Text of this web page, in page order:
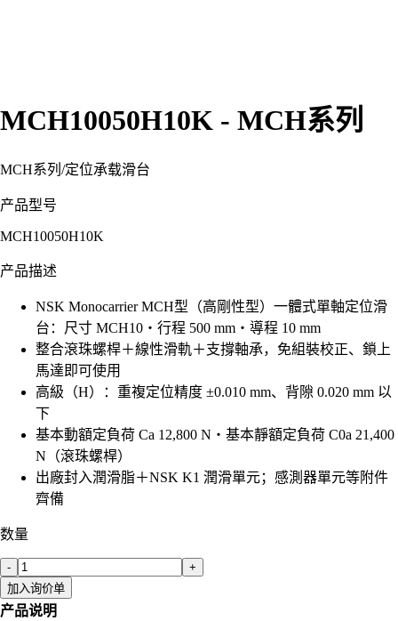
MCH10050H10K - MCH系列
MCH系列 /定位承载滑台
产品型号
MCH10050H10K
产品描述
NSK Monocarrier MCH型（高剛性型）一體式單軸定位滑
台：尺寸 MCH10・行程 500 mm・導程 10 mm
整合滾珠螺桿＋線性滑軌＋支撐軸承，免組裝校正、鎖上
馬達即可使用
高級（H）：重複定位精度 ±0.010 mm、背隙 0.020 mm 以
下
基本動額定負荷 Ca 12,800 N・基本靜額定負荷 C0a 21,400
N（滾珠螺桿）
出廠封入潤滑脂＋NSK K1 潤滑單元；感測器單元等附件
齊備
数量
-
+
加入询价单
产品说明